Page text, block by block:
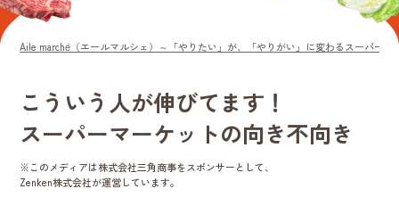
Aile marché（エールマルシェ）～「やりたい」が、「やりがい」に変わるスーパーの
こういう人が伸びてます！
スーパーマーケットの向き不向き
※このメディアは株式会社三角商事をスポンサーとして、
Zenken株式会社が運営しています。